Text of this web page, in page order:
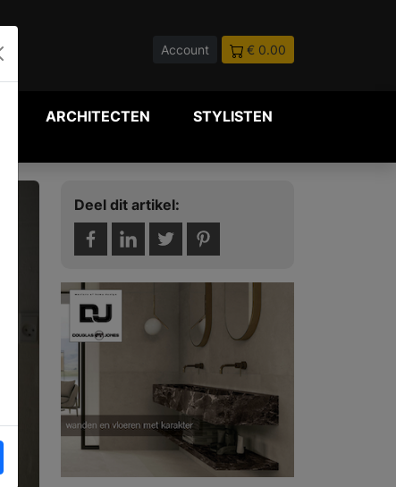
Account € 0.00
ARCHITECTEN STYLISTEN
Deel dit artikel: